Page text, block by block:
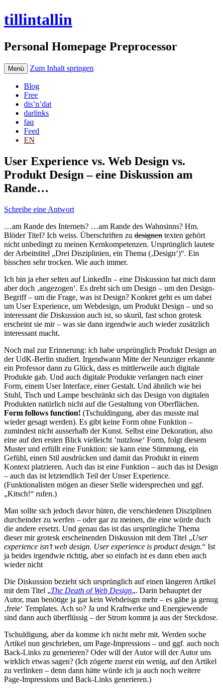
tillintallin
Personal Homepage Preprocessor
Menü Zum Inhalt springen
Blog
Free
dis’n’dat
darlinks
faq
Feed
EN
User Experience vs. Web Design vs.
Produkt Design – eine Diskussion am
Rande…
Schreibe eine Antwort
…am Rande des Internets? …am Rande des Wahnsinns? Hm.
Blöder Titel? Ich weiss. Überschriften zu designen texten gehört
nicht unbedingt zu meinen Kernkompetenzen. Ursprünglich lautete
der Arbeitstitel „Drei Disziplinien, ein Thema (‚Design‘)“. Ein
bisschen sehr trocken. Wie auch immer.
Ich bin ja eher selten auf LinkedIn – eine Diskussion hat mich dann
aber doch ‚angezogen‘. Es dreht sich um Design – um den Design-
Begriff – um die Frage, was ist Design? Konkret geht es um dabei
um User Experience, um Webdesign, um Produkt Design – und so
interessant die Diskussion auch ist, so skuril, fast schon grotesk
erscheint sie mir – was sie dann irgendwie auch wieder zusätzlich
interessant macht.
Noch mal zur Erinnerung: ich habe ursprünglich Produkt Design an
der UdK-Berlin studiert. Irgendwann Mitte der Neunziger erkannte
ein Professor dann zu Glück, dass es mittlerweile auch digitale
Produkte gab. Und auch digitale Produkte verlangen nach einer
Form, einem User Interface, einer Gestalt. Und ähnlich wie bei
Stuhl, Tisch und Lampe beschränkt sich das Design von digitalen
Produkten natürlich nicht auf die Gestaltung von Oberflächen.
Form follows function! (Tschuldingung, aber das musste mal
wieder gesagt werden). Es gibt keine Form ohne Funktion –
zumindest nicht ausserhalb der Kunst. Selbst eine Dekoration, also
eine auf den ersten Blick vielleicht ’nutzlose‘ Form, folgt diesem
Muster und erfüllt eine Funktion: sie kann eine Stimmung, ein
Gefühl, einen Stil ausdrücken und damit das Produkt in einem
Kontext platzieren. Auch das ist eine Funktion – auch das ist Design
– auch das ist letztendlich Teil der Unser Experience.
(Funktionalisten mögen an dieser Stelle widersprechen und ggf.
„Kitsch!“ rufen.)
Man sollte sich jedoch davor hüten, die verschiedenen Disziplinen
durcheinder zu werfen – oder gar zu meinen, die eine würde duch
die andere ersetzt. Und genau das ist das ursprüngliche Thema
dieser mir grotesk erscheinenden Diskussion mit dem Titel „User
experience isn’t web design. User experience is product design.“ Ist
ja beides irgendwie richtig, aber so einfach ist es dann eben auch
wieder nicht
Die Diskussion bezieht sich ursprünglich auf einen längeren Artikel
mit dem Titel „The Death of Web Design„. Darin behauptet der
Autor, man benötige ja gar kein Webdeisgn mehr – es gäbe ja genug
‚freie‘ Templates. Ach so? Ja und Kraftwerke und Energiewende
sind dann auch überflüssig – der Strom kommt ja aus der Steckdose.
Tschuldigung, aber da komme ich nicht mehr mit. Werden soche
Artikel nun geschrieben, um Page-Impressions – und ggf. auch noch
Back-Links zu generieren? Oder will der Autor will der Autor uns
wirklich etwas sagen? (Ich zögerte zuerst ein wenig, auf den Artikel
zu verlinken – denn dann hätte würde ich ja auch noch weitere
Page-Impressions und Back-Links generieren.)